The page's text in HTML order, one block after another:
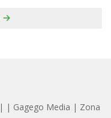
| | Gagego Media | Zona